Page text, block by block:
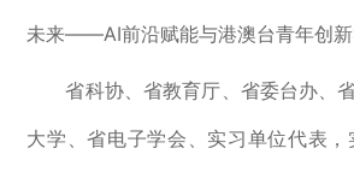
未来——AI前沿赋能与港澳台青年创新
省科协、省教育厅、省委台办、
大学、省电子学会、实习单位代表